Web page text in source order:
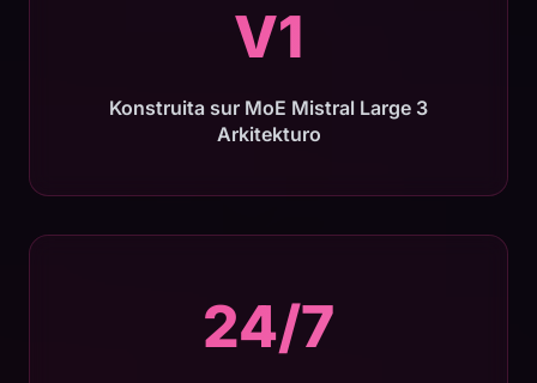
V1
Konstruita sur MoE Mistral Large 3
Arkitekturo
24/7